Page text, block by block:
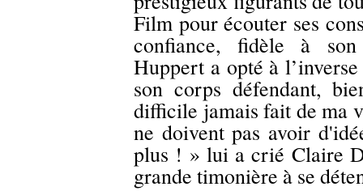
Film pour écouter ses
confiance, fidèle à son
Huppert a opté à
son corps défendant,
difficile jamais fait de ma
ne doivent pas avoir
plus ! » lui a crié Claire
grande timonière à se